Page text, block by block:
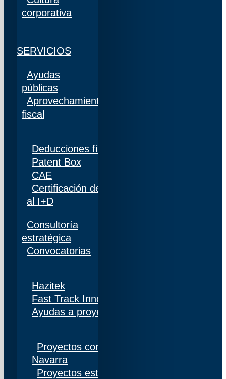
corporativa
SERVICIOS
Ayudas
públicas
Aprovechamiento
fiscal
Deducciones fiscales
Patent Box
CAE
Certificación de personal adscrito al 100%
al I+D
Consultoría
estratégica
Convocatorias
Hazitek
Fast Track Innobideak
Ayudas a proyectos de I+D+i en Navarra
Proyectos competitivos I+D Gobierno de
Navarra
Proyectos estratégicos I+D Gobierno de